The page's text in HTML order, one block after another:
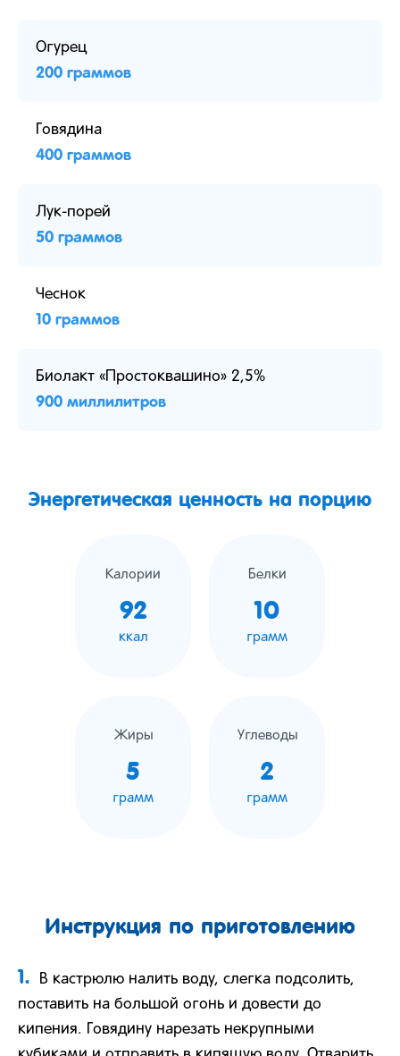
Огурец
200 граммов
Говядина
400 граммов
Лук-порей
50 граммов
Чеснок
10 граммов
Биолакт «Простоквашино» 2,5%
900 миллилитров
Энергетическая ценность на порцию
Калории
92
ккал
Белки
10
грамм
Жиры
5
грамм
Углеводы
2
грамм
Инструкция по приготовлению
1.
В кастрюлю налить воду, слегка подсолить,
поставить на большой огонь и довести до
кипения. Говядину нарезать некрупными